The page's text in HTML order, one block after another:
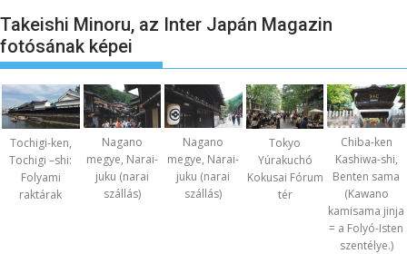
Takeishi Minoru, az Inter Japán Magazin
fotósának képei
Tochigi-ken,
Tochigi –shi:
Folyami
raktárak
Nagano
megye, Narai-
juku (narai
szállás)
Nagano
megye, Narai-
juku (narai
szállás)
Tokyo
Yúrakuchó
Kokusai Fórum
tér
Chiba-ken
Kashiwa-shi,
Benten sama
(Kawano
kamisama jinja
= a Folyó-Isten
szentélye.)